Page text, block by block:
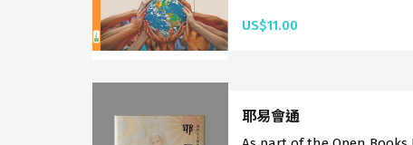
US$11.00
耶易會通